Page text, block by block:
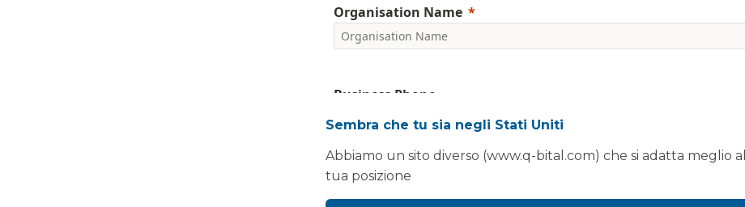
Organisation Name
Business Phone
Please include country code, e.g. +44
We are committed to protecting and respecting your privacy. We will only
your personal information to administer your account and provide the
Sembra che tu sia negli Stati Uniti
Abbiamo un sito diverso (www.q-bital.com) che si adatta meglio
tua posizione